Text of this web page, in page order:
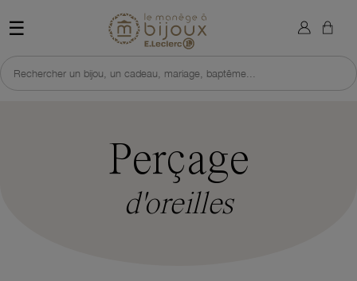
☰ Retour à l'accueil du site
Rechercher un bijou, un cadeau, mariage, baptême...
Perçage
d'oreilles
×